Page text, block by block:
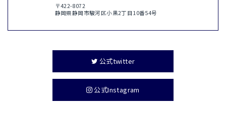
〒422-8072
静岡県静岡市駿河区小黒2丁目10番54号
公式twitter
公式Instagram